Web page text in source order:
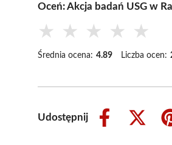
Oceń: Akcja badań USG w
★ ★ ★ ★ ★
Średnia ocena: 4.89 Liczba ocen:
Udostępnij
Share
Share